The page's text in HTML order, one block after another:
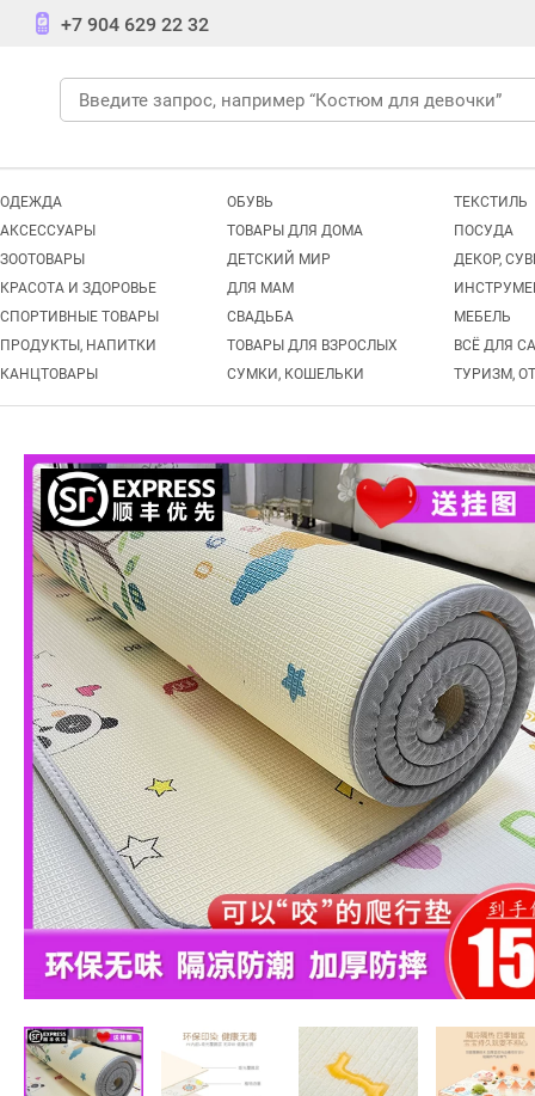
+7 904 629 22 32
ОДЕЖДА ОБУВЬ
ТЕКСТИЛЬ
АКСЕССУАРЫ
ТОВАРЫ ДЛЯ ДОМА
ПОСУДА
ЗООТОВАРЫ
ДЕТСКИЙ МИР
ДЕКОР,
КРАСОТА И ЗДОРОВЬЕ
ДЛЯ МАМ
СПОРТИВНЫЕ ТОВАРЫ
СВАДЬБА
МЕБЕЛЬ
ПРОДУКТЫ, НАПИТКИ
ТОВАРЫ ДЛЯ ВЗРОСЛЫХ
ВСЁ ДЛЯ
КАНЦТОВАРЫ
СУМКИ, КОШЕЛЬКИ ТУРИЗМ,